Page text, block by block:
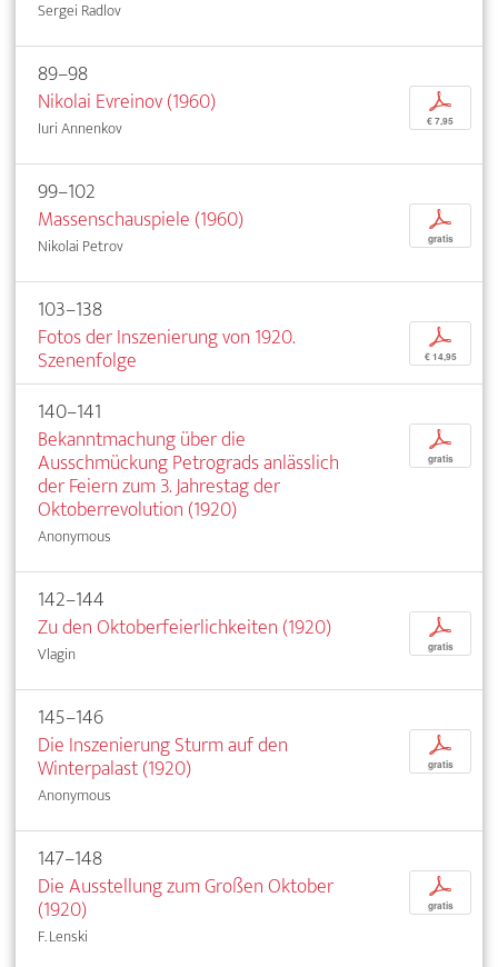
Sergei Radlov
89–98
Nikolai Evreinov (1960)
Iuri Annenkov
p
€ 7,95
99–102
Massenschauspiele (1960)
Nikolai Petrov
p
gratis
103–138
Fotos der Inszenierung von 1920.
Szenenfolge
p
€ 14,95
140–141
Bekanntmachung über die
Ausschmückung Petrograds anlässlich
der Feiern zum 3. Jahrestag der
Oktoberrevolution (1920)
Anonymous
p
gratis
142–144
Zu den Oktoberfeierlichkeiten (1920)
Vlagin
p
gratis
145–146
Die Inszenierung Sturm auf den
Winterpalast (1920)
Anonymous
p
gratis
147–148
Die Ausstellung zum Großen Oktober
(1920)
F. Lenski
p
gratis